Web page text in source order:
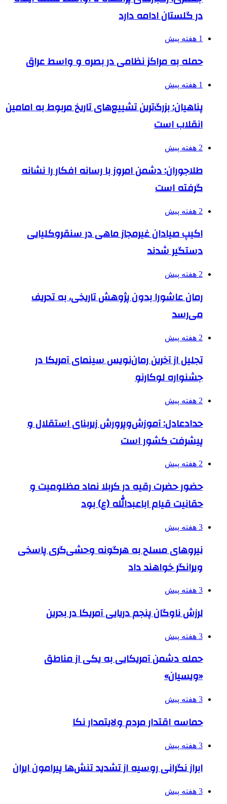
در گلستان ادامه دارد
1 هفته پیش
حمله به مراکز نظامی در بصره و واسط عراق
1 هفته پیش
پناهیان: بزرگ‌ترین تشییع‌های تاریخ مربوط به امامین
انقلاب است
2 هفته پیش
طلاجوران: دشمن امروز با رسانه افکار را نشانه
گرفته است
2 هفته پیش
اکیپ صیادان غیرمجاز ماهی در سنقروکلیایی
دستگیر شدند
2 هفته پیش
رمان عاشورا بدون پژوهش تاریخی، به تحریف
می‌رسد
2 هفته پیش
تجلیل از آخرین رمان‌نویس سینمای آمریکا در
جشنواره لوکارنو
2 هفته پیش
حدادعادل: آموزش‌وپرورش زیربنای استقلال و
پیشرفت کشور است
2 هفته پیش
حضور حضرت رقیه در کربلا نماد مظلومیت و
حقانیت قیام اباعبدالله (ع) بود
3 هفته پیش
نیروهای مسلح به هرگونه وحشی‌گری پاسخی
ویرانگر خواهند داد
3 هفته پیش
لرزش ناوگان پنجم دریایی آمریکا در بحرین
3 هفته پیش
حمله دشمن آمریکایی به یکی از مناطق
«ویسیان»
3 هفته پیش
حماسه اقتدار مردم ولایتمدار نکا
3 هفته پیش
ابراز نگرانی روسیه از تشدید تنش‌ها پیرامون ایران
3 هفته پیش